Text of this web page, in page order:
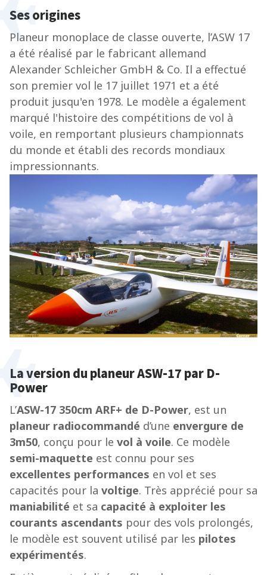
Ses origines
Planeur monoplace de classe ouverte, l’ASW 17
a été réalisé par le fabricant allemand
Alexander Schleicher GmbH & Co. Il a effectué
son premier vol le 17 juillet 1971 et a été
produit jusqu'en 1978. Le modèle a également
marqué l'histoire des compétitions de vol à
voile, en remportant plusieurs championnats
du monde et établi des records mondiaux
impressionnants.
La version du planeur ASW-17 par D-
Power
L’ASW-17 350cm ARF+ de D-Power, est un
planeur radiocommandé d’une envergure de
3m50, conçu pour le vol à voile. Ce modèle
semi-maquette est connu pour ses
excellentes performances en vol et ses
capacités pour la voltige. Très apprécié pour sa
maniabilité et sa capacité à exploiter les
courants ascendants pour des vols prolongés,
le modèle est souvent utilisé par les pilotes
expérimentés.